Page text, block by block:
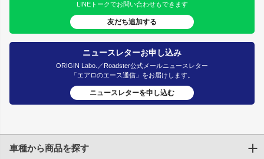
LINEトークでお問い合わせもできます
友だち追加する
ニュースレターお申し込み
ORIGIN Labo.／Roadster公式メールニュースレター
「エアロのエース通信」をお届けします。
ニュースレターを申し込む
車種から商品を探す